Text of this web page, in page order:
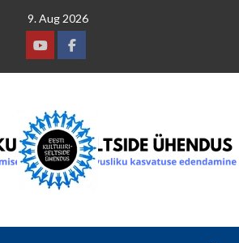
9. Aug 2026
YoutubeFacebook